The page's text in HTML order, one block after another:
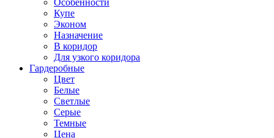
Особенности
Купе
Эконом
Назначение
В коридор
Для узкого коридора
Гардеробные
Цвет
Белые
Светлые
Серые
Темные
Цена